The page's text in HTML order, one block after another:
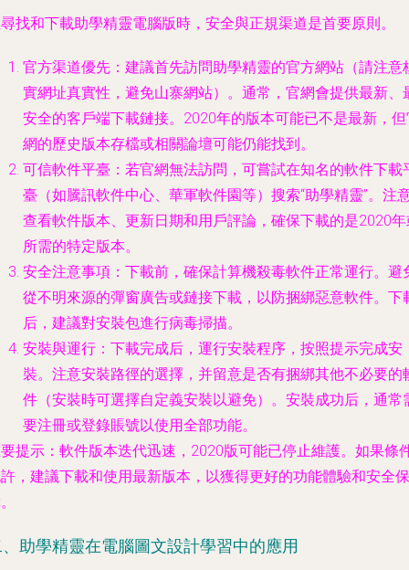
找和下載助學精靈電腦版時，安全與正規渠道是首要原則。
官方渠道優先 ：建議首先訪問助學精靈的官方網站（請注意
實網址真實性，避免山寨網站）。通常，官網會提供最新、
安全的客戶端下載鏈接。2020年的版本可能已不是最新，
網的歷史版本存檔或相關論壇可能仍能找到。
可信軟件平臺 ：若官網無法訪問，可嘗試在知名的軟件下載
臺（如騰訊軟件中心、華軍軟件園等）搜索“助學精靈”。注
查看軟件版本、更新日期和用戶評論，確保下載的是2020
所需的特定版本。
安全注意事項 ：下載前，確保計算機殺毒軟件正常運行。避
從不明來源的彈窗廣告或鏈接下載，以防捆綁惡意軟件。下
后，建議對安裝包進行病毒掃描。
安裝與運行 ：下載完成后，運行安裝程序，按照提示完成安
裝。注意安裝路徑的選擇，并留意是否有捆綁其他不必要的
件（安裝時可選擇自定義安裝以避免）。安裝成功后，通常
要注冊或登錄賬號以使用全部功能。
提示 ：軟件版本迭代迅速，2020版可能已停止維護。如果條
，建議下載和使用最新版本，以獲得更好的功能體驗和安全保
助學精靈在電腦圖文設計學習中的應用